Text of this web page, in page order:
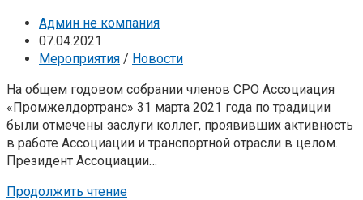
Админ не компания
07.04.2021
Мероприятия / Новости
На общем годовом собрании членов СРО Ассоциация
«Промжелдортранс» 31 марта 2021 года по традиции
были отмечены заслуги коллег, проявивших активность
в работе Ассоциации и транспортной отрасли в целом.
Президент Ассоциации…
Продолжить чтение